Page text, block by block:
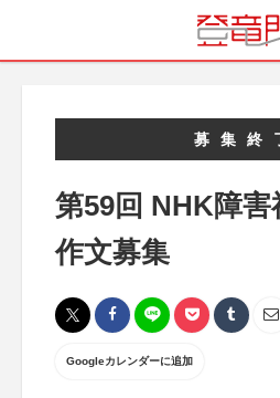
募集終
第59回 NHK障害
作文募集
Googleカレンダーに追加